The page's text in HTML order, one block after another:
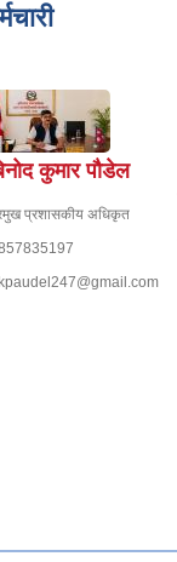
कुमार पौडेल
प्रशासकीय अधिकृत